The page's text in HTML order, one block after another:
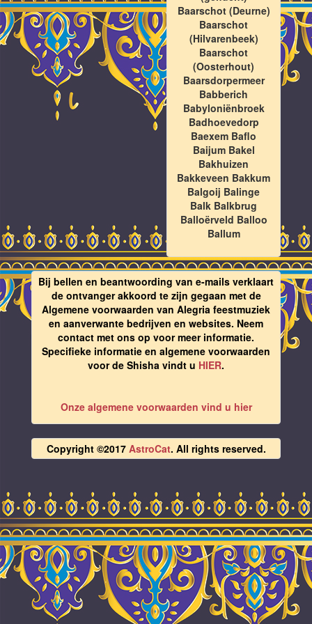
Baarschot (Deurne)
Baarschot
(Hilvarenbeek)
Baarschot
(Oosterhout)
Baarsdorpermeer
Babberich
Babyloniënbroek
Badhoevedorp
Baexem Baflo
Baijum Bakel
Bakhuizen
Bakkeveen Bakkum
Balgoij Balinge
Balk Balkbrug
Balloërveld Balloo
Ballum
Bij bellen en beantwoording van e-mails verklaart
de ontvanger akkoord te zijn gegaan met de
Algemene voorwaarden van Alegria feestmuziek
en aanverwante bedrijven en websites. Neem
contact met ons op voor meer informatie.
Specifieke informatie en algemene voorwaarden
voor de Shisha vindt u HIER.
Onze algemene voorwaarden vind u hier
Copyright ©2017 AstroCat. All rights reserved.